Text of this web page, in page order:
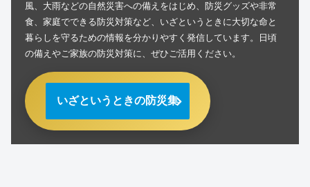
風、大雨などの自然災害への備えをはじめ、防災グッズや非常
食、家庭でできる防災対策など、いざというときに大切な命と
暮らしを守るための情報を分かりやすく発信しています。日頃
の備えやご家族の防災対策に、ぜひご活用ください。
いざというときの防災集